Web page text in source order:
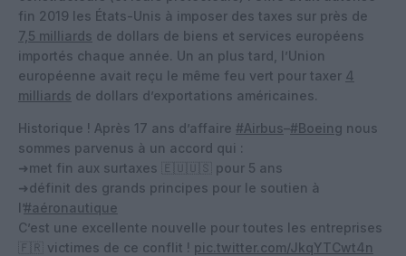
fin 2019 les États-Unis à imposer des taxes sur près de
7,5 milliards de dollars de biens et services européens
importés chaque année. Un an plus tard, l’Union
européenne avait reçu le même feu vert pour taxer 4
milliards de dollars d’exportations américaines.
Historique ! Après 17 ans d’affaire #Airbus–#Boeing nous
sommes parvenus à un accord qui :
➜met fin aux surtaxes 🇪🇺🇺🇸 pour 5 ans
➜définit des grands principes pour le soutien à
l’#aéronautique
C’est une excellente nouvelle pour toutes les entreprises
🇫🇷 victimes de ce conflit ! pic.twitter.com/JkqYTCwt4n